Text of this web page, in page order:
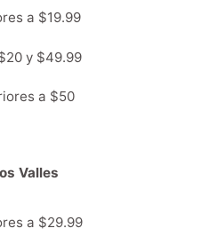
a $19.99
y $49.99
a $50
Valles
a $29.99